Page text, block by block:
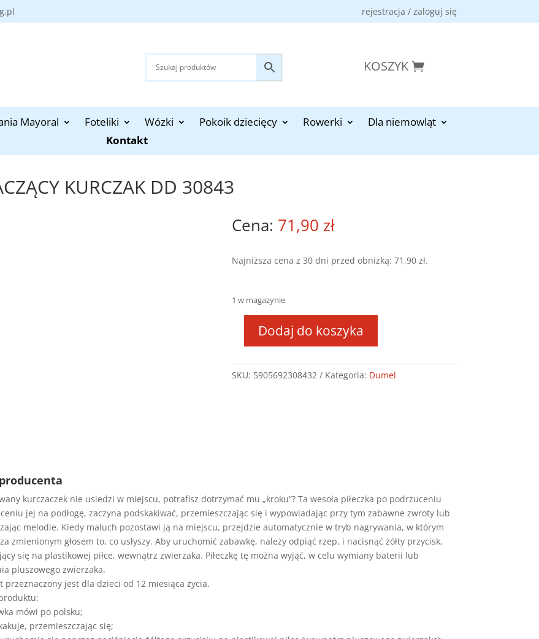
rejestracja / zaloguj się
KOSZYK
Mayoral Foteliki Wózki Pokoik dziecięcy Rowerki
Dla niemowląt
Kontakt
KURCZAK DD 30843
71,90 zł
Najniższa cena z 30 dni przed obniżką:71,90zł.
1 w magazynie
SKACZĄCY
KURCZAK
DD
Dodaj do koszyka
SKU: 5905692308432 Kategoria: Dumel
kurczaczek nie usiedzi w miejscu, potrafisz dotrzymać mu „kroku”? Ta wesoła piłeczka po podrzuceniu
jej na podłogę, zaczyna podskakiwać, przemieszczając się i wypowiadając przy tym zabawne zwroty lub
melodie. Kiedy maluch pozostawi ją na miejscu, przejdzie automatycznie w tryb nagrywania, w którym
zmienionym głosem to, co usłyszy. Aby uruchomić zabawkę, należy odpiąć rzep, i nacisnąć żółty przycisk,
się na plastikowej piłce, wewnątrz zwierzaka. Piłeczkę tę można wyjąć, w celu wymiany baterii lub
pluszowego zwierzaka.
przeznaczony jest dla dzieci od 12 miesiąca życia.
mówi po polsku;
przemieszczając się;